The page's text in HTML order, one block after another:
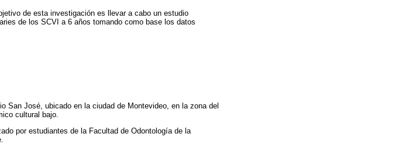
de esta investigación es llevar a cabo un estudio
de los SCVI a 6 años tomando como base los datos
San José, ubicado en la ciudad de Montevideo, en la zona del
cultural bajo.
por estudiantes de la Facultad de Odontología de la